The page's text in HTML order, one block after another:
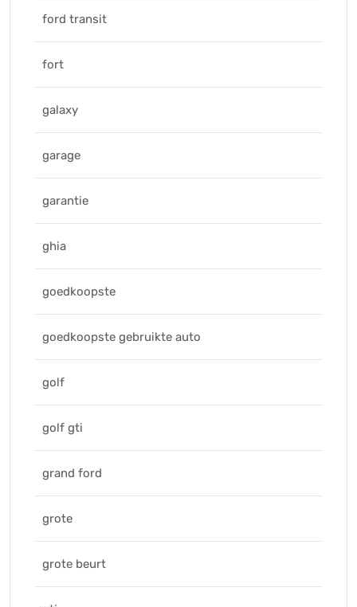
ford transit
fort
galaxy
garage
garantie
ghia
goedkoopste
goedkoopste gebruikte auto
golf
golf gti
grand ford
grote
grote beurt